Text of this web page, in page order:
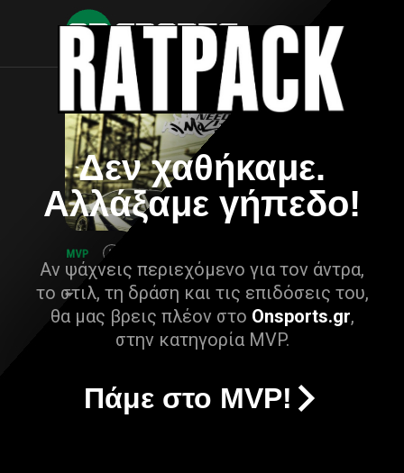
Δεν χαθήκαμε.
Αλλάξαμε γήπεδο!
Αν ψάχνεις περιεχόμενο για τον άντρα,
το στιλ, τη δράση και τις επιδόσεις του,
θα μας βρεις πλέον στο Onsports.gr,
στην κατηγορία MVP.
Πάμε στο MVP!